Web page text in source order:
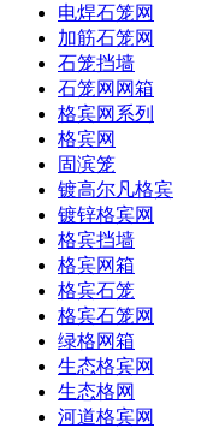
电焊石笼网
加筋石笼网
石笼挡墙
石笼网网箱
格宾网系列
格宾网
固滨笼
镀高尔凡格宾
镀锌格宾网
格宾挡墙
格宾网箱
格宾石笼
格宾石笼网
绿格网箱
生态格宾网
生态格网
河道格宾网